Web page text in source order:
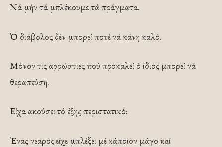
Νά μήν τά μπλέκουμε τά πράγματα.
Ό διάβολος δέν μπορεί ποτέ νά κάνη καλό.
Μόνον τις αρρώστιες πού προκαλεί ό ίδιος μπορεί νά
θεραπεύση.
Είχα ακούσει τό έξης περιστατικό:
Ένας νεαρός είχε μπλέξει μέ κάποιον μάγο καί